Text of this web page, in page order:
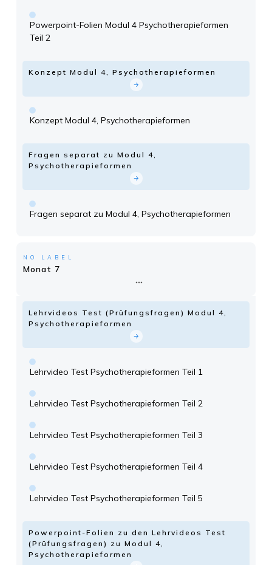
Powerpoint-Folien Modul 4 Psychotherapieformen
Teil 2
Konzept Modul 4, Psychotherapieformen
Konzept Modul 4, Psychotherapieformen
Fragen separat zu Modul 4,
Psychotherapieformen
Fragen separat zu Modul 4, Psychotherapieformen
NO LABEL
Monat 7
Lehrvideos Test (Prüfungsfragen) Modul 4,
Psychotherapieformen
Lehrvideo Test Psychotherapieformen Teil 1
Lehrvideo Test Psychotherapieformen Teil 2
Lehrvideo Test Psychotherapieformen Teil 3
Lehrvideo Test Psychotherapieformen Teil 4
Lehrvideo Test Psychotherapieformen Teil 5
Powerpoint-Folien zu den Lehrvideos Test
(Prüfungsfragen) zu Modul 4,
Psychotherapieformen